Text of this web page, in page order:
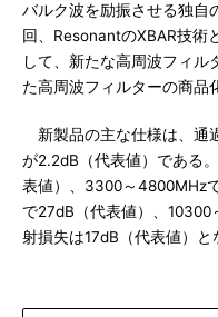
バルク波を励振させる独自
回、ResonantのXBAR技術
して、新たな高周波フィル
た高周波フィルターの商品
新製品の主な仕様は、通
が2.2dB（代表値）である
表値）、3300～4800MHz
で27dB（代表値）、
射損失は17dB（代表値）と